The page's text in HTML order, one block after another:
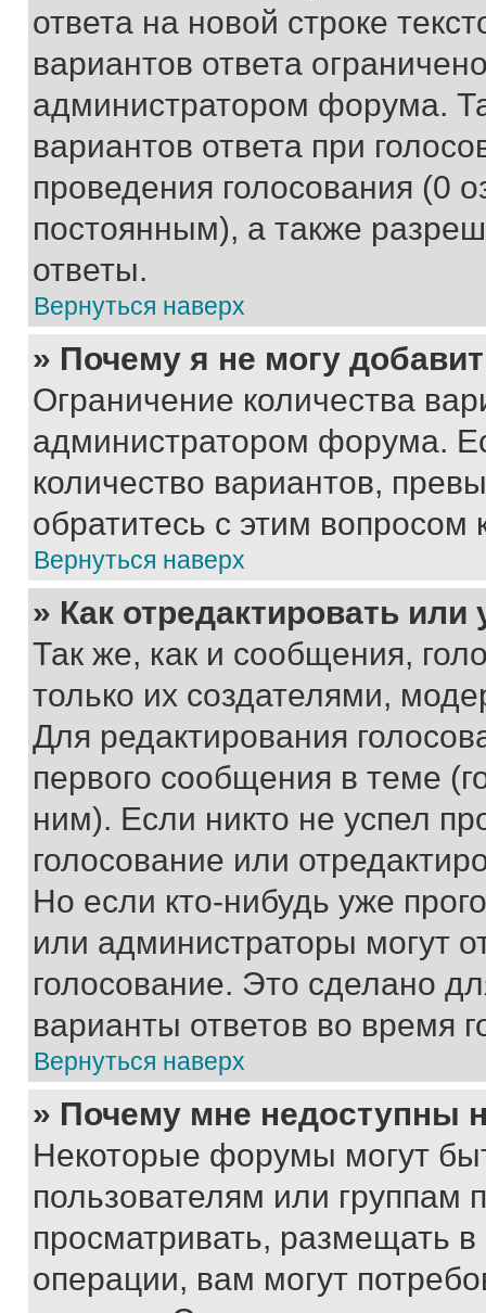
ответа на новой строке
вариантов ответа
администратором форума.
вариантов ответа при
проведения голосования (0
постоянным), а также
ответы.
Вернуться наверх
» Почему я не могу
Ограничение количества
администратором форума.
количество вариантов,
обратитесь с этим вопросом
Вернуться наверх
» Как отредактировать
Так же, как и сообщения,
только их создателями,
Для редактирования
первого сообщения в теме
ним). Если никто не успел
голосование или
Но если кто-нибудь уже
или администраторы могут
голосование. Это сделано
варианты ответов во время
Вернуться наверх
» Почему мне недоступны
Некоторые форумы могут
пользователям или группам
просматривать, размещать
операции, вам могут